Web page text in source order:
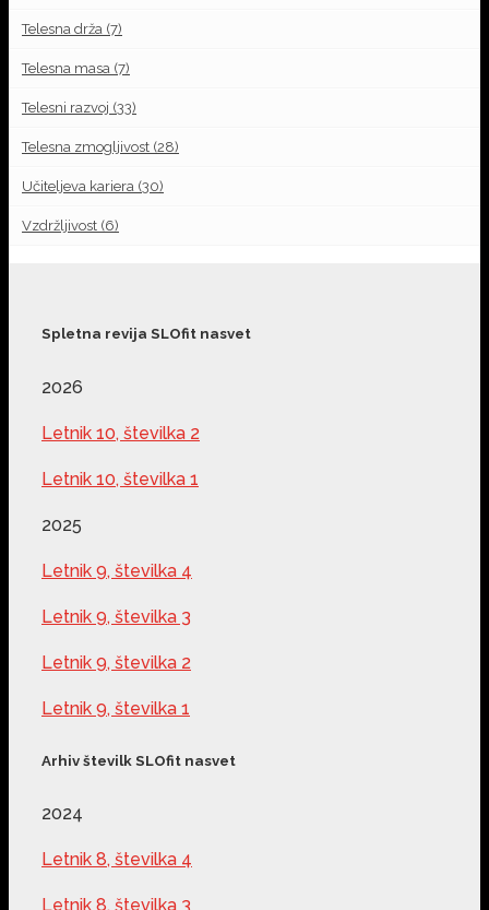
Telesna drža (7)
Telesna masa (7)
Telesni razvoj (33)
Telesna zmogljivost (28)
Učiteljeva kariera (30)
Vzdržljivost (6)
Spletna revija SLOfit nasvet
2026
Letnik 10, številka 2
Letnik 10, številka 1
2025
Letnik 9, številka 4
Letnik 9, številka 3
Letnik 9, številka 2
Letnik 9, številka 1
Arhiv številk SLOfit nasvet
2024
Letnik 8, številka 4
Letnik 8, številka 3